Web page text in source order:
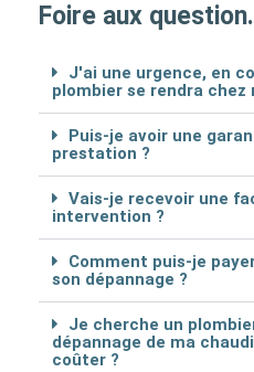
Foire aux question.
J'ai une urgence, en
plombier se rendra chez
Puis-je avoir une
prestation ?
Vais-je recevoir une
intervention ?
Comment puis-je
son dépannage ?
Je cherche un
dépannage de ma
coûter ?